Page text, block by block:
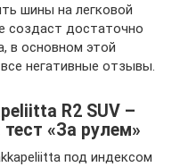
шины на легковой
создаст достаточно
в основном этой
негативные отзывы.
R2 SUV –
«За рулем»
под индексом